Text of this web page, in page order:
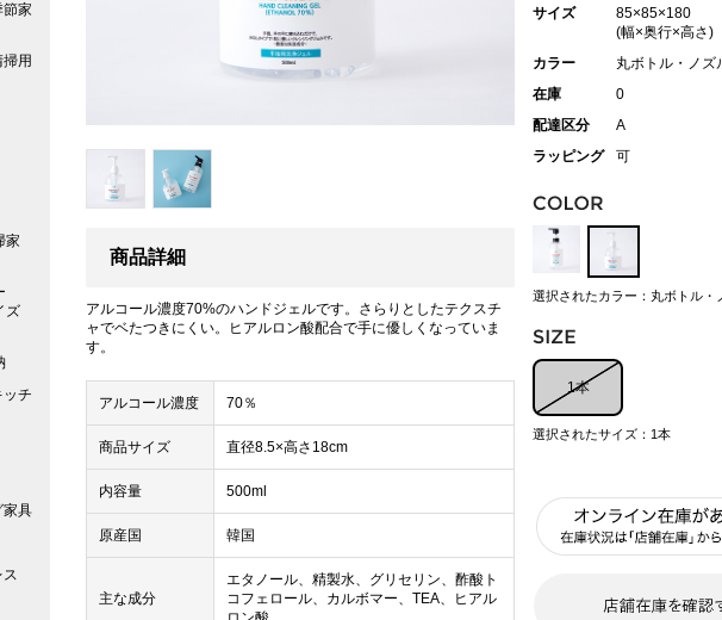
商品詳細
アルコール濃度70%のハンドジェルです。さらりとしたテクスチ
ャでベたつきにくい。ヒアルロン酸配合で手に優しくなっていま
す。
アルコール濃度 70％
商品サイズ 直径8.5×高さ18cm
内容量 500ml
原産国 韓国
主な成分
エタノール、精製水、グリセリン、酢酸ト
コフェロール、カルボマー、TEA、ヒアル
サイズ
85×85×180
(幅×奥行×高さ)
カラー
丸ボトル・ノズ
在庫
0
配達区分
A
ラッピング
可
選択されたカラー：丸ボトル・
1本
選択されたサイズ：1本
節家
用
家
ズ
ッチ
家具
ス